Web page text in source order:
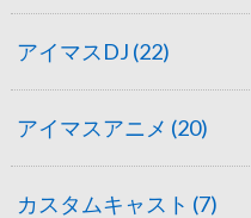
アイマスDJ (22)
アイマスアニメ (20)
カスタムキャスト (7)